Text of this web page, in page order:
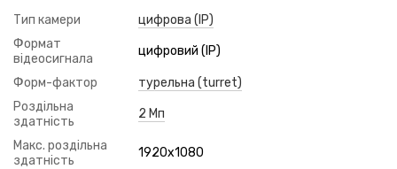
Тип камери
цифрова (IP)
Формат
відеосигнала
цифровий (IP)
Форм-фактор
турельна (turret)
Роздільна
здатність
2 Мп
Макс. роздільна
здатність
1920x1080